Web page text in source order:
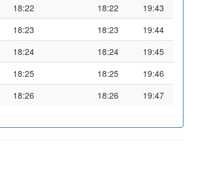
18:22 18:22
19:43
18:23 18:23
19:44
18:24 18:24
19:45
18:25 18:25
19:46
18:26 18:26 19:47